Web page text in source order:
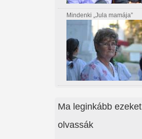
Mindenki „Jula mamája”
Ma leginkább ezeket
olvassák